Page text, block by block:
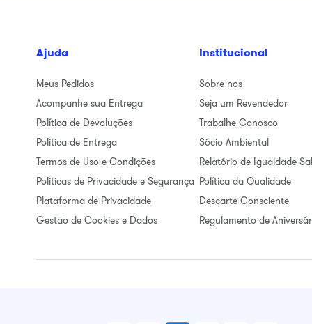
Ajuda
Meus Pedidos
Acompanhe sua Entrega
Política de Devoluções
Politica de Entrega
Termos de Uso e Condições
Politicas de Privacidade e Segurança
Plataforma de Privacidade
Gestão de Cookies e Dados
Institucional
Sobre nos
Seja um Revendedor
Trabalhe Conosco
Sócio Ambiental
Relatório de Igualdade
Política da Qualidade
Descarte Consciente
Regulamento de